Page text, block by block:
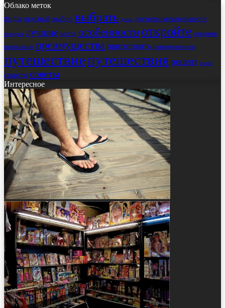
Облако меток
виды вкусный выбор выбрать дома достопримечательности
история лучшие места особенности откройте открытие
правильно преимущества приготовить приготовления
путешествиепутешествиярецепт салат
секреты советы
Интересное